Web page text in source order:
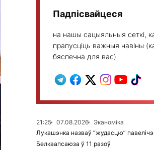
Падпісвайцеся
на нашы сацыяльныя сеткі,
прапусціць важныя навіны
бяспечна для вас)
21:25 07.08.2026
Эканоміка
Лукашэнка назваў “жудасцю”
Белкаапсаюза ў 11 разоў